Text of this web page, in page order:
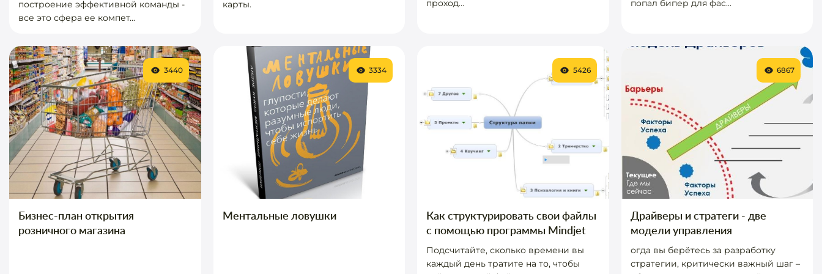
построение эффективной команды -
все это сфера ее компет...
карты. проход... попал бипер для фас...
Бизнес-план открытия
розничного магазина
3440
Ментальные ловушки
3334
Как структурировать свои файлы
с помощью программы Mindjet
Подсчитайте, сколько времени вы
каждый день тратите на то, чтобы
5426
Драйверы и стратеги - две
модели управления
огда вы берётесь за разработку
стратегии, критически важный шаг –
6867